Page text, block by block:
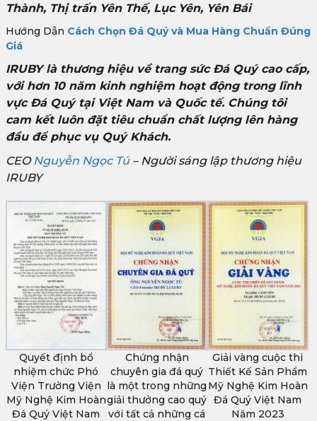
Thành, Thị trấn Yên Thế, Lục Yên, Yên Bái
Hướng Dẫn Cách Chọn Đá Quý và Mua Hàng Chuẩn Đúng
Giá
IRUBY là thương hiệu về trang sức Đá Quý cao cấp,
với hơn 10 năm kinh nghiệm hoạt động trong lĩnh
vực Đá Quý tại Việt Nam và Quốc tế. Chúng tôi
cam kết luôn đặt tiêu chuẩn chất lượng lên hàng
đầu để phục vụ Quý Khách.
CEONguyễn Ngọc Tú– Người sáng lập thương hiệu
IRUBY
Quyết định bổ
nhiệm chức Phó
Viện Trưởng Viện
Mỹ Nghệ Kim Hoàn
Đá Quý Việt Nam
Chứng nhận
chuyên gia đá quý
là một trong những
giải thưởng cao quý
với tất cả những cá
Giải vàng cuộc thi
Thiết Kế Sản Phẩm
Mỹ Nghệ Kim Hoàn
Đá Quý Việt Nam
Năm 2023